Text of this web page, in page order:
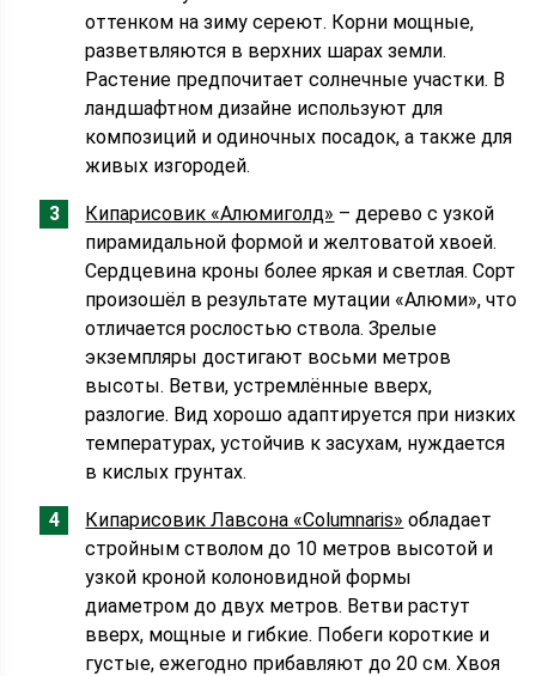
оттенком на зиму сереют. Корни мощные,
разветвляются в верхних шарах земли.
Растение предпочитает солнечные участки. В
ландшафтном дизайне используют для
композиций и одиночных посадок, а также для
живых изгородей.
Кипарисовик «Алюмиголд» – дерево с узкой
пирамидальной формой и желтоватой хвоей.
Сердцевина кроны более яркая и светлая. Сорт
произошёл в результате мутации «Алюми», что
отличается рослостью ствола. Зрелые
экземпляры достигают восьми метров
высоты. Ветви, устремлённые вверх,
разлогие. Вид хорошо адаптируется при низких
температурах, устойчив к засухам, нуждается
в кислых грунтах.
Кипарисовик Лавсона «Сolumnaris» обладает
стройным стволом до 10 метров высотой и
узкой кроной колоновидной формы
диаметром до двух метров. Ветви растут
вверх, мощные и гибкие. Побеги короткие и
густые, ежегодно прибавляют до 20 см. Хвоя